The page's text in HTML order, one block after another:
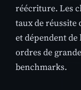
réécriture. Les
taux de
et dépendent de
ordres de
benchmarks.